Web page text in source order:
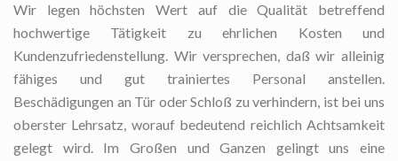
Wir legen höchsten Wert auf die Qualität betreffend
hochwertige Tätigkeit zu ehrlichen Kosten und
Kundenzufriedenstellung. Wir versprechen, daß wir alleinig
fähiges und gut trainiertes Personal anstellen.
Beschädigungen an Tür oder Schloß zu verhindern, ist bei uns
oberster Lehrsatz, worauf bedeutend reichlich Achtsamkeit
gelegt wird. Im Großen und Ganzen gelingt uns eine